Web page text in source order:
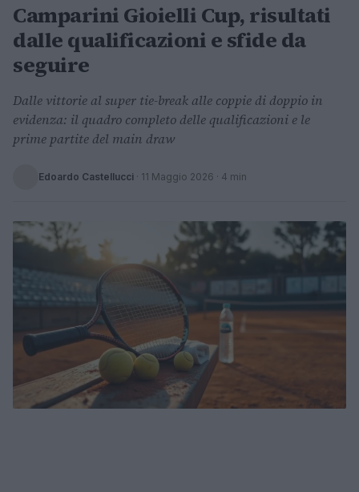
Camparini Gioielli Cup, risultati
dalle qualificazioni e sfide da
seguire
Dalle vittorie al super tie-break alle coppie di doppio in
evidenza: il quadro completo delle qualificazioni e le
prime partite del main draw
Edoardo Castellucci · 11 Maggio 2026 · 4 min